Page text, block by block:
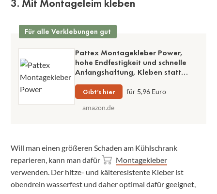
3. Mit Montageleim kleben
Für alle Verklebungen gut
Pattex Montagekleber Power,
hohe Endfestigkeit und schnelle
Anfangshaftung, Kleben statt
Bohren, hitze- und
feuchtigkeitsresistenter Kleber
Gibt’s hier
für 5,96 Euro
amazon.de
Will man einen größeren Schaden am Kühlschrank
reparieren, kann man dafür
Montagekleber
verwenden. Der hitze- und kälteresistente Kleber ist
obendrein wasserfest und daher optimal dafür geeignet,